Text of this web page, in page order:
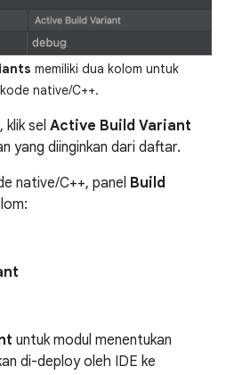
memiliki dua kolom untuk
native/C++.
klik sel Active Build Variant
yang diinginkan dari daftar.
native/C++, panel Build
untuk modul menentukan
di-deploy oleh IDE ke